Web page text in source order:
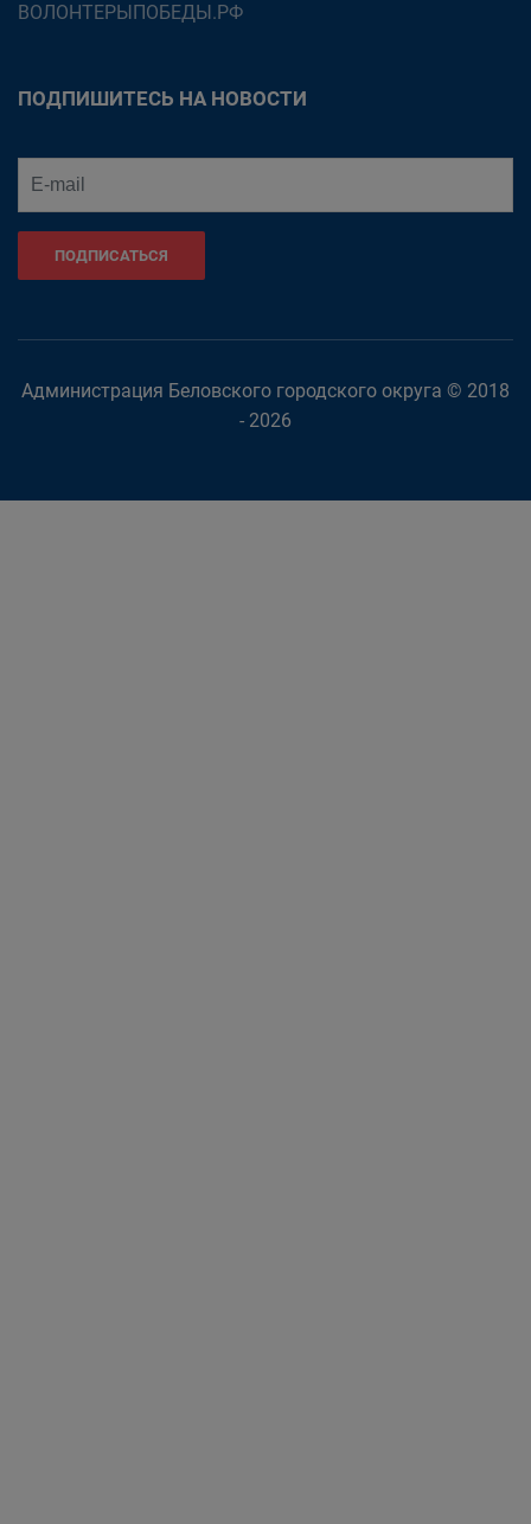
ВОЛОНТЕРЫПОБЕДЫ.РФ
ПОДПИШИТЕСЬ НА НОВОСТИ
ПОДПИСАТЬСЯ
Администрация Беловского городского округа © 2018
- 2026